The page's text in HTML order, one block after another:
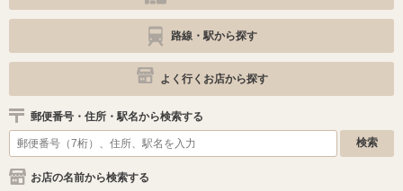
路線・駅から探す
よく行くお店から探す
郵便番号・住所・駅名から検索する
お店の名前から検索する